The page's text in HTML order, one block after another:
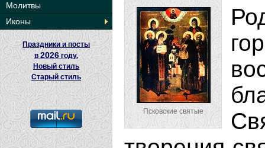
Молитвы
Иконы
Праздники и посты
в 2026 году.
Новый стиль
Старый стиль
Псковские святые